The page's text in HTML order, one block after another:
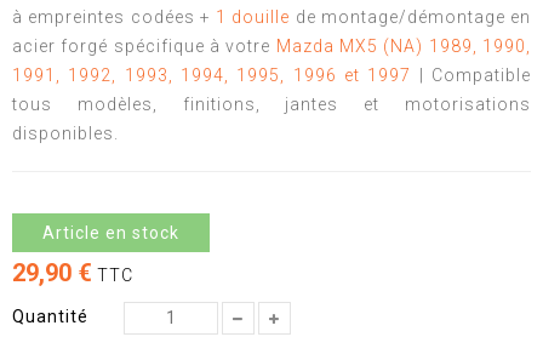
à empreintes codées + 1 douille de montage/démontage en
acier forgé spécifique à votre Mazda MX5 (NA) 1989, 1990,
1991, 1992, 1993, 1994, 1995, 1996 et 1997
| Compatible
tous modèles, finitions, jantes et motorisations
disponibles.
Article en stock
29,90 € TTC
Quantité